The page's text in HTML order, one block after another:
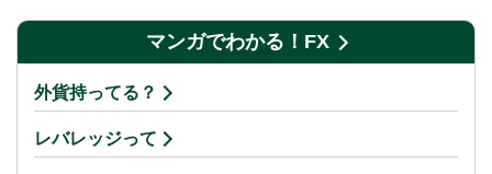
マンガでわかる！FX
外貨持ってる？
レバレッジって